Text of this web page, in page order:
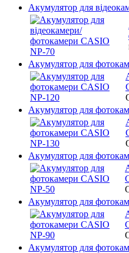
Акумулятор для
Акумулятор для
Акумулятор для
Акумулятор для
Акумулятор для
Акумулятор для